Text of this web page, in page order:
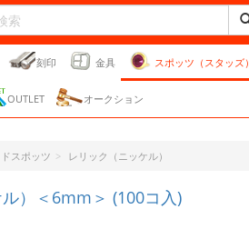
刻印 金具 スポッツ（スタッズ）
OUTLET オークション
スポッツ レリック（ニッケル）
）＜6mm＞ (100コ入)